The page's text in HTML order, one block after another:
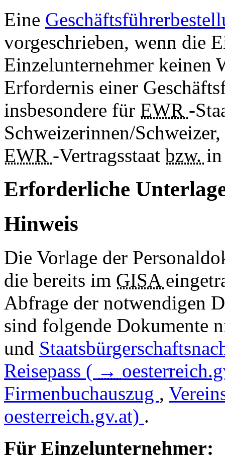
Eine
vorgeschrieben, wenn die
Einzelunternehmer keinen
Erfordernis einer
insbesondere für EWR -
Schweizerinnen/
EWR -Vertragsstaat bzw. in
Erforderliche
Hinweis
Die Vorlage der
die bereits im GISA
Abfrage der notwendigen
sind folgende Dokumente
und
Reisepass ( →
Firmenbuchauszug ,
oesterreich.gv.at) .
Für Einzelunternehmer: